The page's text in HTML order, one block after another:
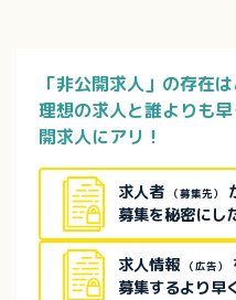
「非公開求人」の存在
理想の求人と誰よりも早
開求人にアリ！
求人者 （募集先）
募集を秘密にし
求人情報 （広告）
募集するより早